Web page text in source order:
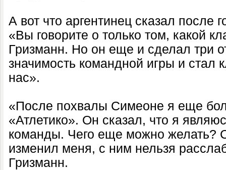
А вот что аргентинец сказал после
«Вы говорите о только том, какой
Гризманн. Но он еще и сделал три
значимость командной игры и стал
нас».
«После похвалы Симеоне я еще
«Атлетико». Он сказал, что я
команды. Чего еще можно желать?
изменил меня, с ним нельзя
Гризманн.